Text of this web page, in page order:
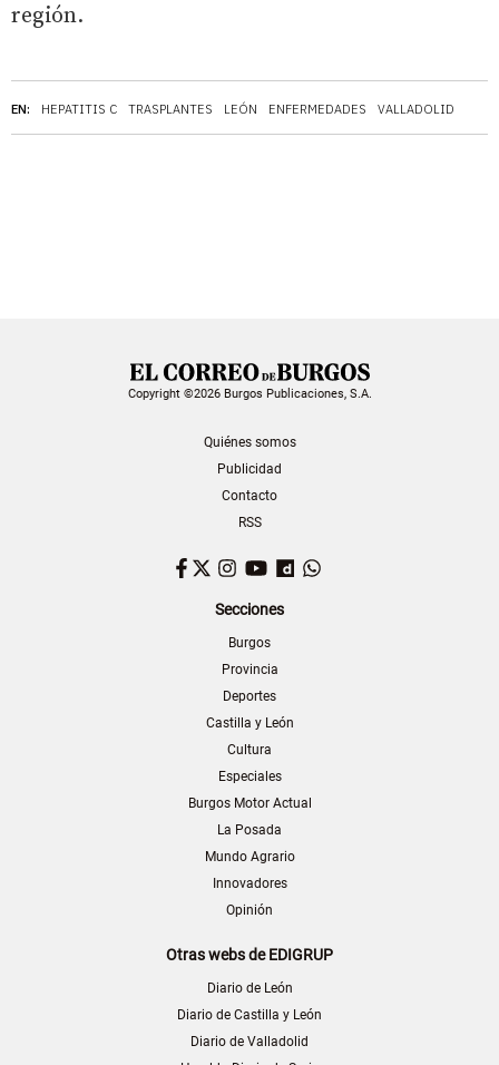
EN: HEPATITIS C TRASPLANTES LEÓN ENFERMEDADES VALLADOLID
región.
Copyright ©2026 Burgos Publicaciones, S.A.
Quiénes somos
Publicidad
Contacto
RSS
Facebook
TwitterInstagram
YouTubeDailymotion
Secciones
Burgos
Provincia
Deportes
Castilla y León
Cultura
Especiales
Burgos Motor Actual
La Posada
Mundo Agrario
Innovadores
Opinión
Otras webs de EDIGRUP
Diario de León
Diario de Castilla y León
Diario de Valladolid